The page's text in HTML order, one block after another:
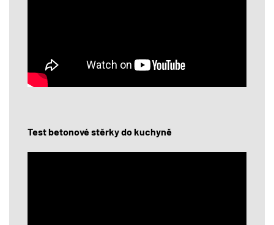
Test betonové stěrky do kuchyně